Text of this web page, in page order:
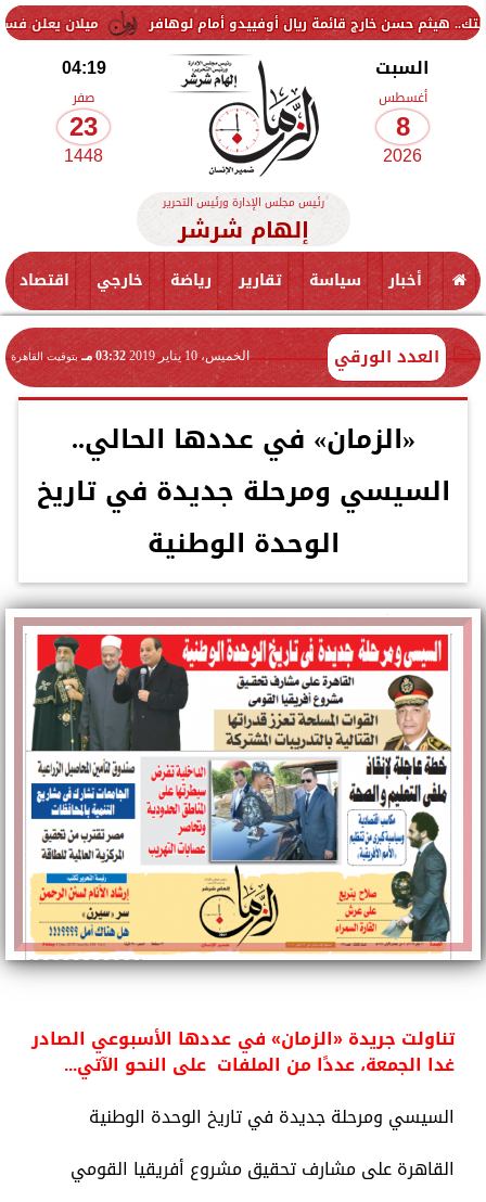
ميلان يعلن فسخ عقد إسماعيل قائمة ريال أوفييدو أمام لوهافر
السبت
أغسطس
8
2026
04:19
صفر
23
1448
رئيس مجلس الإدارة ورئيس التحرير
إلهام شرشر
أخبار سياسة تقارير رياضة خارجي اقتصاد
العدد الورقي الخميس، 10 يناير 2019 03:32 مـ بتوقيت القاهرة
«الزمان» في عددها الحالي..
السيسي ومرحلة جديدة في تاريخ
الوحدة الوطنية
تناولت جريدة «الزمان» في عددها الأسبوعي الصادر
غدا الجمعة، عددًا من الملفات على النحو الآتي...
السيسي ومرحلة جديدة في تاريخ الوحدة الوطنية
القاهرة على مشارف تحقيق مشروع أفريقيا القومي